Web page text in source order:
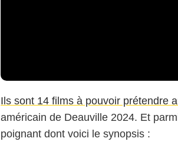
Ils sont 14 films à pouvoir prétendre
américain de Deauville 2024. Et
poignant dont voici le synopsis :